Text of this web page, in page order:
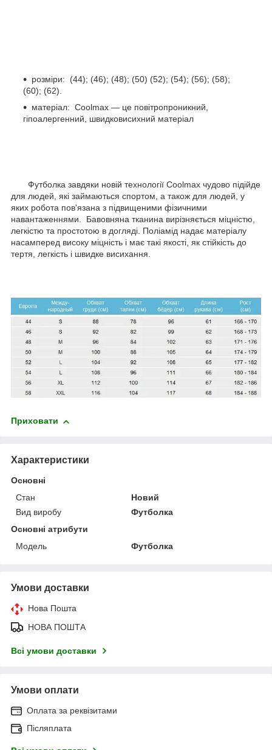
розміри: (44); (46); (48); (50) (52); (54); (56); (58);
(60); (62).
матеріал: Coolmax — це повітропроникний,
гіпоалергенний, швидковисихний матеріал
Футболка завдяки новій технології Coolmax чудово підійде
для людей, які займаються спортом, а також для людей, у
яких робота пов'язана з підвищеними фізичними
навантаженнями. Бавовняна тканина вирізняється міцністю,
легкістю та простотою в догляді. Поліамід надає матеріалу
насамперед високу міцність і має такі якості, як стійкість до
тертя, легкість і швидке висихання.
Приховати
Характеристики
Основні
Стан
Новий
Вид виробу
Футболка
Основні атрибути
Модель
Футболка
Умови доставки
Нова Пошта
НОВА ПОШТА
Всі умови доставки
Умови оплати
Оплата за реквізитами
Післяплата